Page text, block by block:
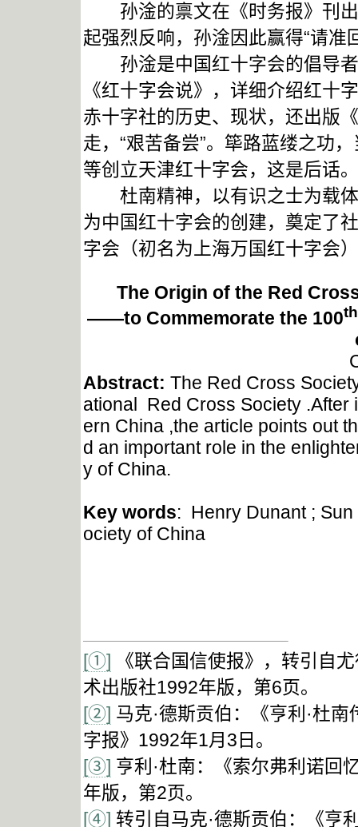
孙淦的禀文在《时务报》刊出
起强烈反响，孙淦因此赢得“请准
孙淦是中国红十字会的倡导者
《红十字会说》，详细介绍红十
赤十字社的历史、现状，还出版
走，“艰苦备尝”。筚路蓝缕之功
等创立天津红十字会，这是后话。
杜南精神，以有识之士为载体
为中国红十字会的创建，奠定了
字会（初名为上海万国红十字会
The Origin of the Red
——to Commemorate the 100th
Abstract: The Red Cross
ational Red Cross Society .After
ern China ,the article points out
d an important role in the
y of China.
Key words: Henry Dunant ;
ociety of China
[①] 《联合国信使报》，转引自
术出版社1992年版，第6页。
[②] 马克·德斯贡伯：《亨利·杜
字报》1992年1月3日。
[③] 亨利·杜南：《索尔弗利诺回
年版，第2页。
[④] 转引自马克·德斯贡伯：《亨